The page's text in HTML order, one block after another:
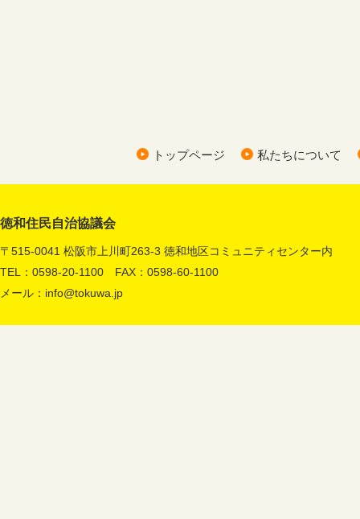
トップページ 私たちについて
徳和住民自治協議会
〒515-0041 松阪市上川町263-3 徳和地区コミュニティセンター内
TEL：0598-20-1100 FAX：0598-60-1100
メール： info@tokuwa.jp